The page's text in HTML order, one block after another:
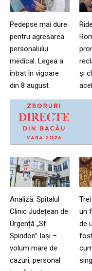
Pedepse mai dure
pentru agresarea
personalului
medical. Legea a
intrat în vigoare
din 8 august
și
Analiză: Spitalul
Clinic Județean de
Urgență „Sf.
Spiridon” Iași –
volum mare de
cazuri, personal
un
de